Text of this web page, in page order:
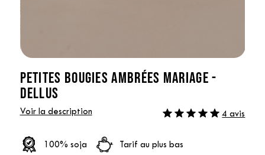
PETITES BOUGIES AMBRÉES MARIAGE -
DELLUS
Voir la description 4 avis
100% soja Tarif au plus bas